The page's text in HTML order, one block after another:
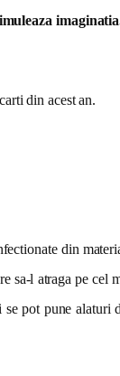
din acest an.
din
sa-l atraga pe cel
pot pune